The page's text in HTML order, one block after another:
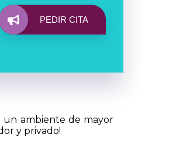
PEDIR CITA
un ambiente de mayor
y privado!